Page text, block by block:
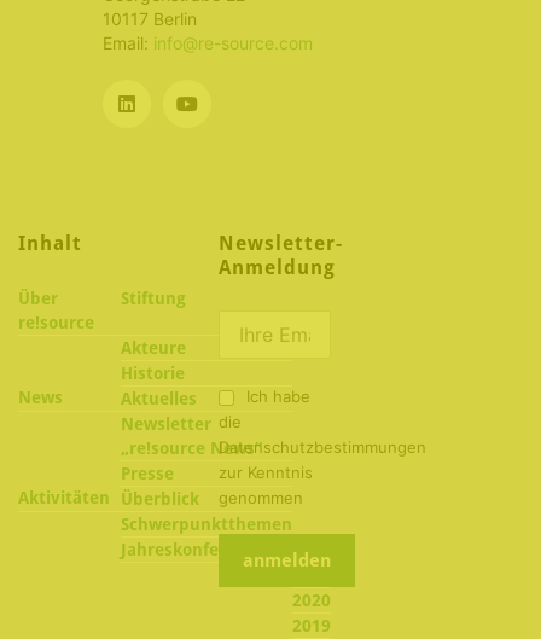
10117 Berlin
Email: info@re-source.com
Inhalt
Über
re!source
Stiftung
Akteure
Historie
News
Aktuelles
Newsletter
„re!source News“
Presse
Aktivitäten
Überblick
Schwerpunktthemen
Jahreskonferenzen
2022
2020
2019
Newsletter-
Anmeldung
Ich habe
die
Datenschutzbestimmungen
zur Kenntnis
genommen